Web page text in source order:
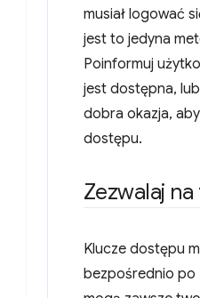
musiał logować
jest to jedyna
Poinformuj
jest dostępna,
dobra okazja,
dostępu.
Zezwalaj
Klucze dostępu
bezpośrednio po